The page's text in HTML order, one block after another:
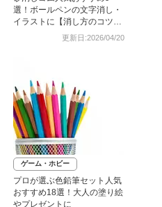
選！ボールペンの文字消し・
イラストに【消し方のコツも
更新日:2026/04/20
ゲーム・ホビー
プロが選ぶ色鉛筆セット人気
おすすめ18選！大人の塗り絵
やプレゼントに